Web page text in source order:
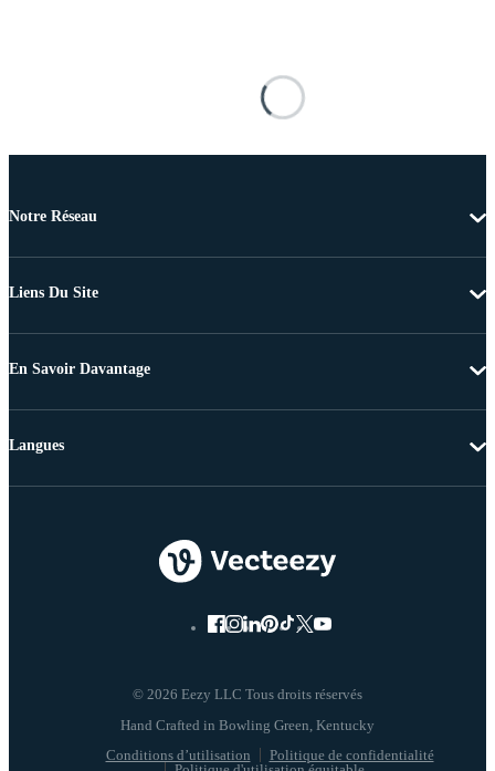
Notre Réseau
Liens Du Site
En Savoir Davantage
© 2026 Eezy LLC Tous droits réservés
Conditions d’utilisation
Politique de confidentialité
Langues